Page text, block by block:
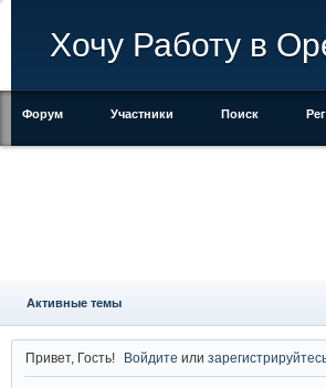
Хочу Работу в
Форум Участники Поиск
Активные темы
Привет, Гость! Войдите или